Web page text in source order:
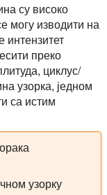
су високо
могу изводити на
интензитет
преко
циклус/
узорка, једном
са истим
узорку